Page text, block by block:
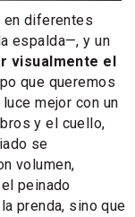
en diferentes
espalda—, y un
visualmente el
que queremos
luce mejor con un
y el cuello,
se
volumen,
peinado
prenda, sino que